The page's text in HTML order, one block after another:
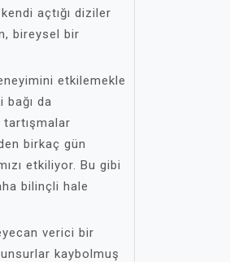
açtığı diziler
bireysel bir
etkilemekle
bağı da
tartışmalar
birkaç gün
etkiliyor. Bu gibi
bilinçli hale
verici bir
kaybolmuş